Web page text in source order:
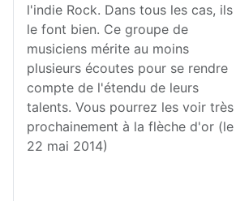
l'indie Rock. Dans tous les cas, ils
le font bien. Ce groupe de
musiciens mérite au moins
plusieurs écoutes pour se rendre
compte de l'étendu de leurs
talents. Vous pourrez les voir très
prochainement à la flèche d'or (le
22 mai 2014)